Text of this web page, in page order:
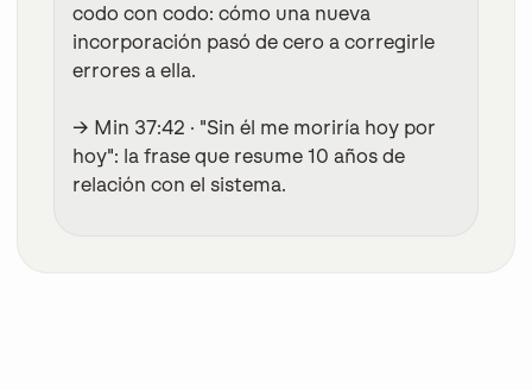
codo con codo: cómo una nueva
incorporación pasó de cero a corregirle
errores a ella.
→ Min 37:42 · "Sin él me moriría hoy por
hoy": la frase que resume 10 años de
relación con el sistema.